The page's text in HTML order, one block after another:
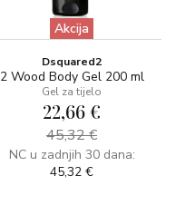
Akcija
Dsquared2
2 Wood Body Gel 200 ml
Gel za tijelo
22,66 €
45,32 €
NC u zadnjih 30 dana:
45,32 €